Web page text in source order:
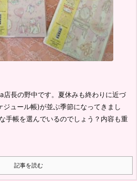
長の野中です。 夏休みも終わりに近づ
ジュール帳)が並ぶ季節になってきまし
手帳を選んでいるのでしょう？ 内容も重
記事を読む